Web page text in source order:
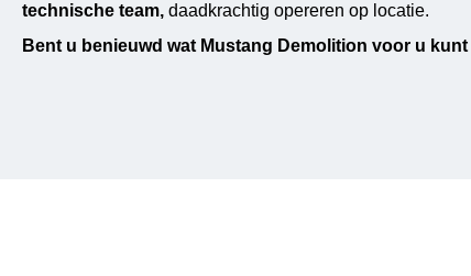
technische team, daadkrachtig opereren op locatie.
Bent u benieuwd wat Mustang Demolition voor u